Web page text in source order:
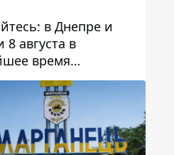
в Днепре и
8 августа в
время
гроза